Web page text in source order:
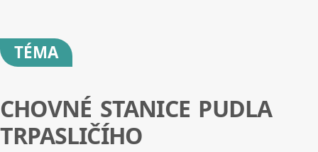
TÉMA
CHOVNÉ STANICE PUDLA
TRPASLIČÍHO